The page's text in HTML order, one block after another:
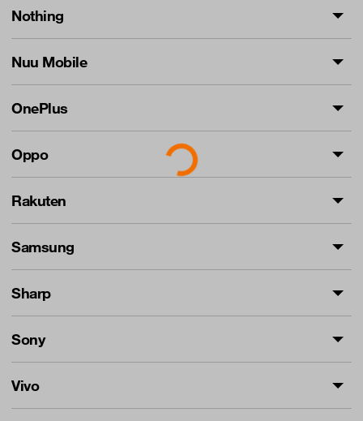
Nothing
Nuu Mobile
OnePlus
Oppo
Rakuten
Samsung
Sharp
Sony
Vivo
Loading...